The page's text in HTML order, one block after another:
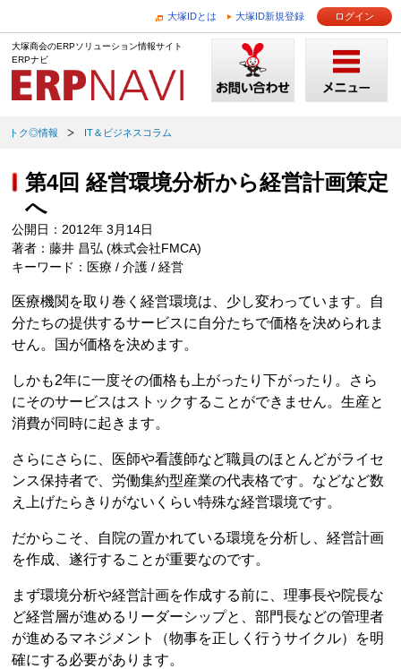
大塚IDとは 大塚ID新規登録 ログイン
大塚商会のERPソリューション情報サイト
ERPナビ
トク◎情報 IT＆ビジネスコラム
第4回 経営環境分析から経営計画策定
へ
公開日：2012年 3月14日
著者：藤井 昌弘 (株式会社FMCA)
キーワード：医療 / 介護 / 経営
医療機関を取り巻く経営環境は、少し変わっています。自
分たちの提供するサービスに自分たちで価格を決められま
せん。国が価格を決めます。
しかも2年に一度その価格も上がったり下がったり。さら
にそのサービスはストックすることができません。生産と
消費が同時に起きます。
さらにさらに、医師や看護師など職員のほとんどがライセ
ンス保持者で、労働集約型産業の代表格です。などなど数
え上げたらきりがないくらい特殊な経営環境です。
だからこそ、自院の置かれている環境を分析し、経営計画
を作成、遂行することが重要なのです。
まず環境分析や経営計画を作成する前に、理事長や院長な
ど経営層が進めるリーダーシップと、部門長などの管理者
が進めるマネジメント（物事を正しく行うサイクル）を明
確にする必要があります。